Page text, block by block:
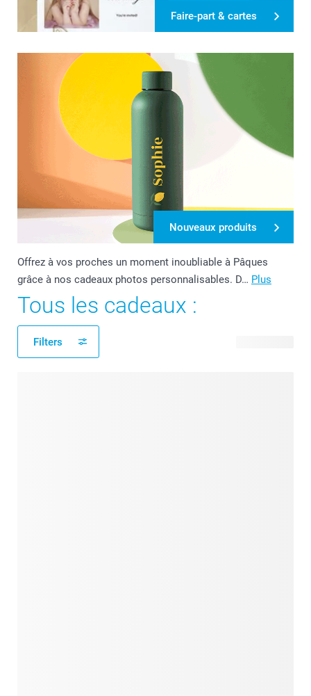
Offrez à vos proches un moment inoubliable à Pâques
grâce à nos cadeaux photos personnalisables. D… Plus
Faire-part & cartes
Nouveaux produits
Tous les cadeaux :
Filters